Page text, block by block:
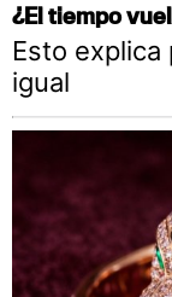
¿El tiempo
Esto explica
igual